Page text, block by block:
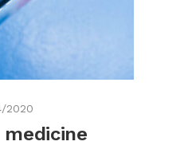
2020
medicine